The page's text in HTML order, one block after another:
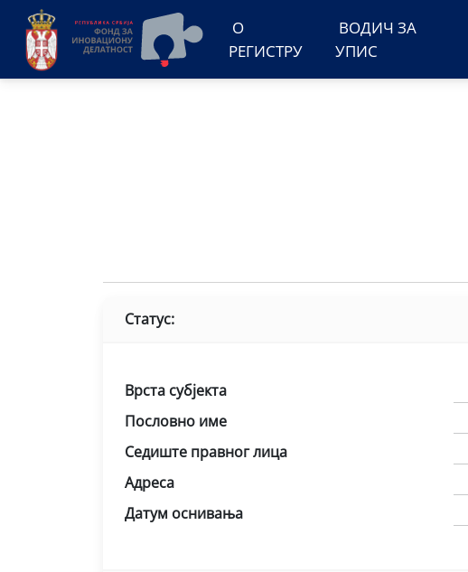
О
РЕГИСТРУ
ВОДИЧ ЗА
УПИС
Статус:
Врста субјекта
Пословно име
Седиште правног лица
Адреса
Датум оснивања